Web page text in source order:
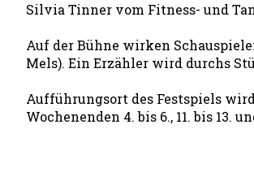
Silvia Tinner vom Fitness- und
Auf der Bühne wirken
Mels). Ein Erzähler wird durchs
Aufführungsort des Festspiels
Wochenenden 4. bis 6., 11. bis 13.